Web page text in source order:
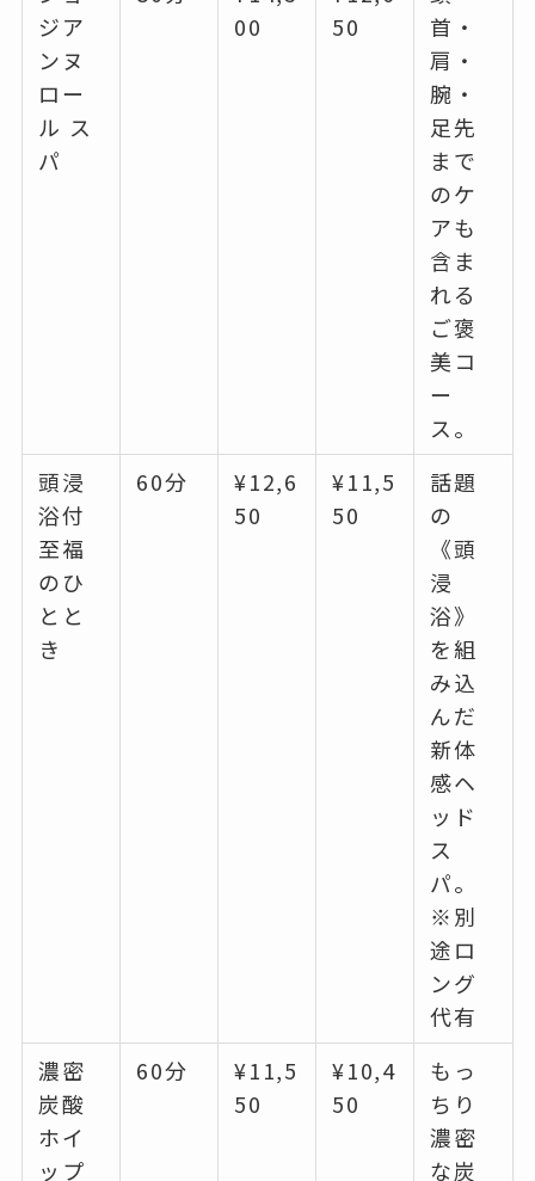
ジア
ンヌ
ロー
ル ス
パ
00
50
首・
肩・
腕・
足先
まで
のケ
アも
含ま
れる
ご褒
美コ
ー
ス。
頭浸
浴付
至福
のひ
とと
き
60分
¥12,6
50
¥11,5
50
話題
の
《頭
浸
浴》
を組
み込
んだ
新体
感ヘ
ッド
ス
パ。
※別
途ロ
ング
代有
濃密
炭酸
ホイ
ップ
60分
¥11,5
50
¥10,4
50
もっ
ちり
濃密
な炭